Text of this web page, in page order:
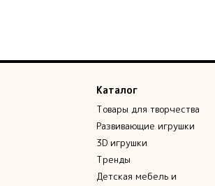
Каталог
Товары для творчества
Развивающие игрушки
3D игрушки
Тренды
Детская мебель и